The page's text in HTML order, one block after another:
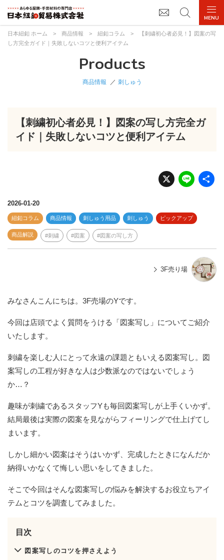
日本紐釦 ホーム > 商品情報 > 紐釦コラム >
【刺繍初心者必見！】図案の写
し方完全ガイド｜失敗しないコツと便利アイテム
Products
商品情報 刺しゅう
【刺繍初心者必見！】図案の写し方完全ガ
イド｜失敗しないコツと便利アイテム
X Li
n
2026-01-20
紐釦コラム 商品情報 刺しゅう用品 刺しゅう ピックアップ
商品解説 刺繍 図案 図案の写し方
3F売り場
みなさんこんにちは。3F売場のYです。
今回は店頭でよく質問をうける「図案写し」についてご紹介
いたします。
刺繍を楽しむ人にとって永遠の課題ともいえる図案写し。図
案写しの工程が好きな人は少数派なのではないでしょう
か…？
趣味が刺繍であるスタッフYも毎回図案写しが上手くいかず。
結局最後は実際の図案を見ながらフィーリングで仕上げてし
まいます。
しかし細かい図案はそうはいかず、完成したときになんだか
納得いかなくて悔しい思いをしてきました。
そこで今回はそんな図案写しの悩みを解決するお役立ちアイ
テムとコツを調査してみました。
目次
図案写しのコツを押さえよう